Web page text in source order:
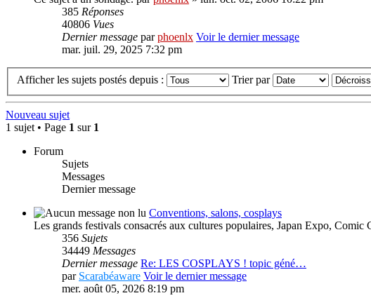
385 Réponses
40806 Vues
Dernier message parphoenlx Voir le dernier message
mar. juil. 29, 2025 7:32 pm
Afficher les sujets postés depuis : Trier par
Nouveau sujet
1 sujet • Page 1 sur 1
Forum
Sujets
Messages
Dernier message
Conventions, salons, cosplays
Les grands festivals consacrés aux cultures populaires, Japan Expo, Comic
356 Sujets
34449 Messages
Dernier message Re: LES COSPLAYS ! topic géné…
par Scarabéaware Voir le dernier message
mer. août 05, 2026 8:19 pm